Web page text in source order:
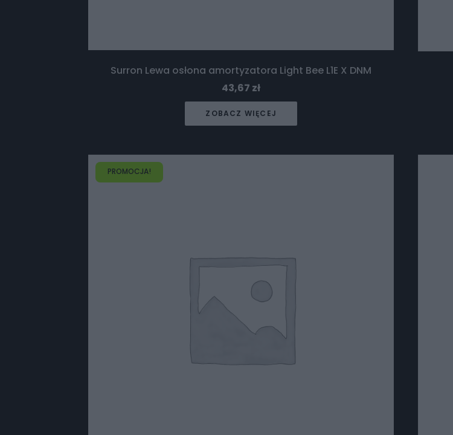
Surron Lewa osłona amortyzatora Light Bee L1E X DNM
43,67 zł
ZOBACZ WIĘCEJ
PROMOCJA!